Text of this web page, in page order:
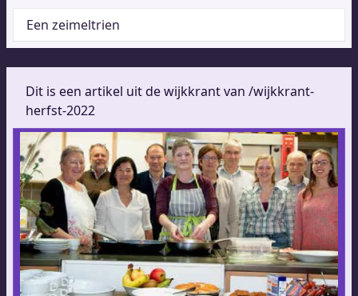
Een zeimeltrien
Dit is een artikel uit de wijkkrant van /wijkkrant-
herfst-2022